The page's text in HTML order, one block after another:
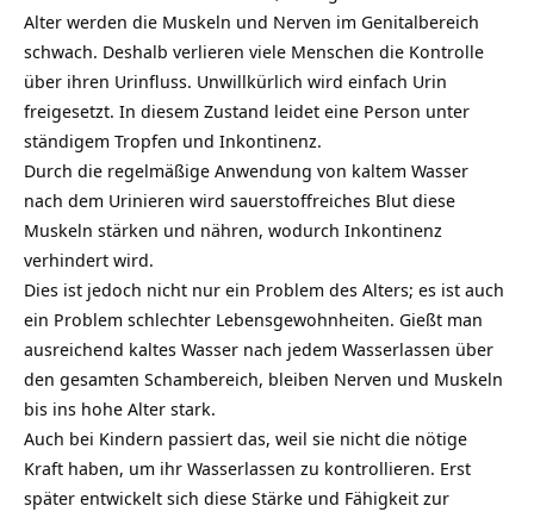
Alter werden die Muskeln und Nerven im Genitalbereich
schwach. Deshalb verlieren viele Menschen die Kontrolle
über ihren Urinfluss. Unwillkürlich wird einfach Urin
freigesetzt. In diesem Zustand leidet eine Person unter
ständigem Tropfen und Inkontinenz.
Durch die regelmäßige Anwendung von kaltem Wasser
nach dem Urinieren wird sauerstoffreiches Blut diese
Muskeln stärken und nähren, wodurch Inkontinenz
verhindert wird.
Dies ist jedoch nicht nur ein Problem des Alters; es ist auch
ein Problem schlechter Lebensgewohnheiten. Gießt man
ausreichend kaltes Wasser nach jedem Wasserlassen über
den gesamten Schambereich, bleiben Nerven und Muskeln
bis ins hohe Alter stark.
Auch bei Kindern passiert das, weil sie nicht die nötige
Kraft haben, um ihr Wasserlassen zu kontrollieren. Erst
später entwickelt sich diese Stärke und Fähigkeit zur